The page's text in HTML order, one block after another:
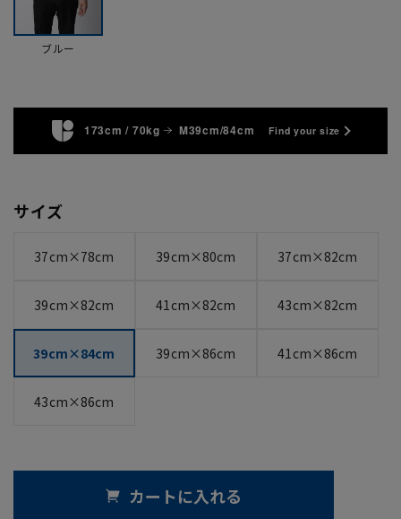
ブルー
173cm / 70kg M39cm/84cm Find your size
サイズ
37cm×78cm 39cm×80cm 37cm×82cm
39cm×82cm 41cm×82cm 43cm×82cm
39cm×84cm 39cm×86cm 41cm×86cm
43cm×86cm
カートに入れる